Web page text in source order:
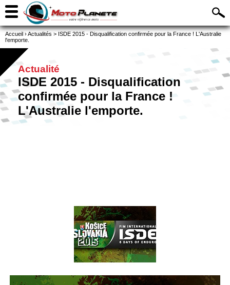
Accueil ›Actualités > ISDE 2015 - Disqualification confirmée pour la France ! L'Australie
l'emporte.
Actualité
ISDE 2015 - Disqualification
confirmée pour la France !
L'Australie l'emporte.